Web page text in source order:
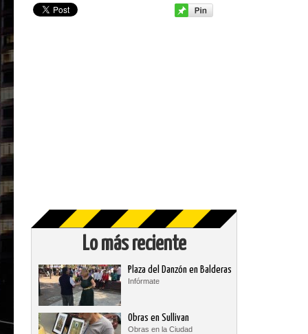
Lo más reciente
Plaza del Danzón en Balderas
Infórmate
Obras en Sullivan
Obras en la Ciudad